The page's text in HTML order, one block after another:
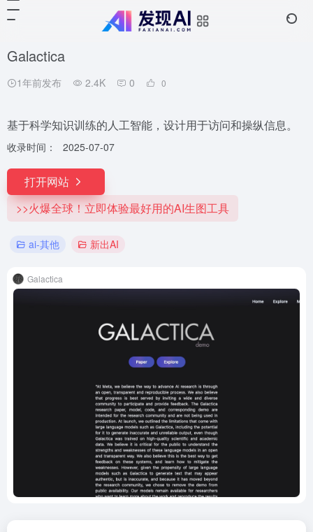
Galactica
1年前发布 2.4K 0 0
基于科学知识训练的人工智能，设计用于访问和操纵信息。
收录时间： 2025-07-07
打开网站
>>火爆全球！立即体验最好用的AI生图工具
ai-其他 新出AI
Galactica